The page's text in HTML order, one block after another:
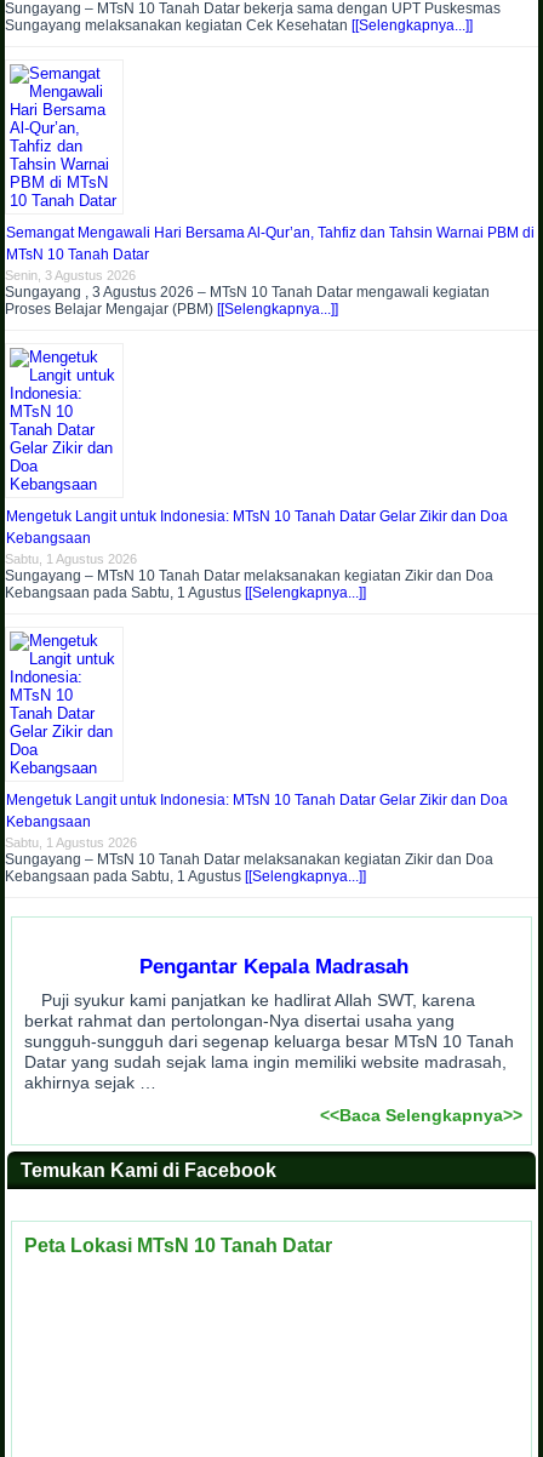
Sungayang – MTsN 10 Tanah Datar bekerja sama dengan UPT Puskesmas
Sungayang melaksanakan kegiatan Cek Kesehatan [[Selengkapnya...]]
Semangat Mengawali Hari Bersama Al-Qur’an, Tahfiz dan Tahsin Warnai PBM di
MTsN 10 Tanah Datar
Senin, 3 Agustus 2026
Sungayang , 3 Agustus 2026 – MTsN 10 Tanah Datar mengawali kegiatan
Proses Belajar Mengajar (PBM) [[Selengkapnya...]]
Mengetuk Langit untuk Indonesia: MTsN 10 Tanah Datar Gelar Zikir dan Doa
Kebangsaan
Sabtu, 1 Agustus 2026
Sungayang – MTsN 10 Tanah Datar melaksanakan kegiatan Zikir dan Doa
Kebangsaan pada Sabtu, 1 Agustus [[Selengkapnya...]]
Mengetuk Langit untuk Indonesia: MTsN 10 Tanah Datar Gelar Zikir dan Doa
Kebangsaan
Sabtu, 1 Agustus 2026
Sungayang – MTsN 10 Tanah Datar melaksanakan kegiatan Zikir dan Doa
Kebangsaan pada Sabtu, 1 Agustus [[Selengkapnya...]]
Pengantar Kepala Madrasah
Puji syukur kami panjatkan ke hadlirat Allah SWT, karena
berkat rahmat dan pertolongan-Nya disertai usaha yang
sungguh-sungguh dari segenap keluarga besar MTsN 10 Tanah
Datar yang sudah sejak lama ingin memiliki website madrasah,
akhirnya sejak …
<<Baca Selengkapnya>>
Temukan Kami di Facebook
Peta Lokasi MTsN 10 Tanah Datar